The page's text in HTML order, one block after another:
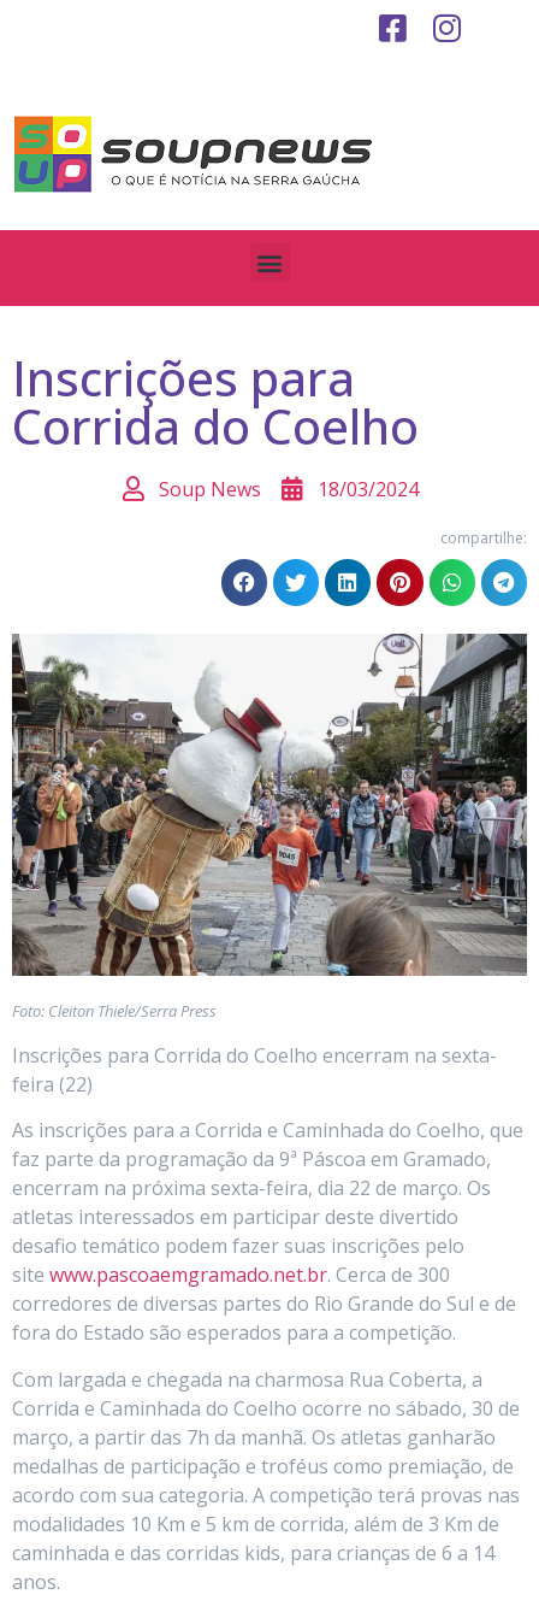
Inscrições para
Corrida do Coelho
Soup News 18/03/2024
compartilhe:
Foto: Cleiton Thiele/Serra Press
Inscrições para Corrida do Coelho encerram na sexta-
feira (22)
As inscrições para a Corrida e Caminhada do Coelho, que
faz parte da programação da 9ª Páscoa em Gramado,
encerram na próxima sexta-feira, dia 22 de março. Os
atletas interessados em participar deste divertido
desafio temático podem fazer suas inscrições pelo
site www.pascoaemgramado.net.br. Cerca de 300
corredores de diversas partes do Rio Grande do Sul e de
fora do Estado são esperados para a competição.
Com largada e chegada na charmosa Rua Coberta, a
Corrida e Caminhada do Coelho ocorre no sábado, 30 de
março, a partir das 7h da manhã. Os atletas ganharão
medalhas de participação e troféus como premiação, de
acordo com sua categoria. A competição terá provas nas
modalidades 10 Km e 5 km de corrida, além de 3 Km de
caminhada e das corridas kids, para crianças de 6 a 14
anos.